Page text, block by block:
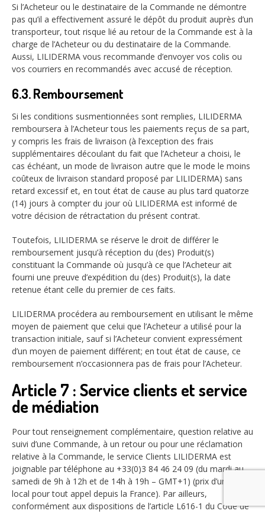
Si l’Acheteur ou le destinataire de la Commande ne démontre
pas qu’il a effectivement assuré le dépôt du produit auprès d’un
transporteur, tout risque lié au retour de la Commande est à la
charge de l’Acheteur ou du destinataire de la Commande.
Aussi, LILIDERMA vous recommande d’envoyer vos colis ou
vos courriers en recommandés avec accusé de réception.
6.3. Remboursement
Si les conditions susmentionnées sont remplies, LILIDERMA
remboursera à l’Acheteur tous les paiements reçus de sa part,
y compris les frais de livraison (à l’exception des frais
supplémentaires découlant du fait que l’Acheteur a choisi, le
cas échéant, un mode de livraison autre que le mode le moins
coûteux de livraison standard proposé par LILIDERMA) sans
retard excessif et, en tout état de cause au plus tard quatorze
(14) jours à compter du jour où LILIDERMA est informé de
votre décision de rétractation du présent contrat.
Toutefois, LILIDERMA se réserve le droit de différer le
remboursement jusqu’à réception du (des) Produit(s)
constituant la Commande où jusqu’à ce que l’Acheteur ait
fourni une preuve d’expédition du (des) Produit(s), la date
retenue étant celle du premier de ces faits.
LILIDERMA procédera au remboursement en utilisant le même
moyen de paiement que celui que l’Acheteur a utilisé pour la
transaction initiale, sauf si l’Acheteur convient expressément
d’un moyen de paiement différent; en tout état de cause, ce
remboursement n’occasionnera pas de frais pour l’Acheteur.
Article 7 : Service clients et service
de médiation
Pour tout renseignement complémentaire, question relative au
suivi d’une Commande, à un retour ou pour une réclamation
relative à la Commande, le service Clients LILIDERMA est
joignable par téléphone au +33(0)3 84 46 24 09 (du mardi au
samedi de 9h à 12h et de 14h à 19h – GMT+1) (prix d’un appel
local pour tout appel depuis la France). Par ailleurs,
conformément aux dispositions de l’article L616-1 du Code de